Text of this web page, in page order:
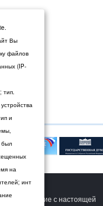
края.
согласие с настоящей
Вы
файлов
(IP-
тип.
и
был
на
инт